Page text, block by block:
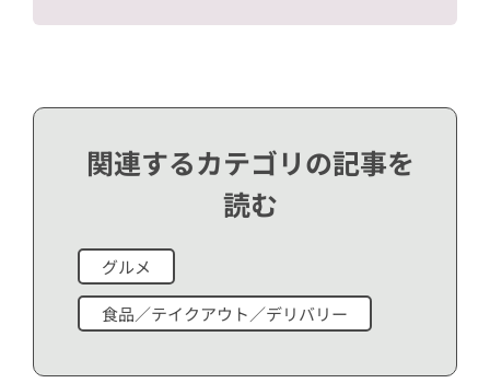
関連するカテゴリの記事を
読む
グルメ
食品／テイクアウト／デリバリー